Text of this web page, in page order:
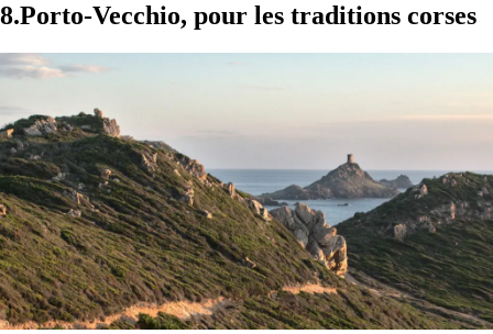
8.Porto-Vecchio, pour les traditions corses